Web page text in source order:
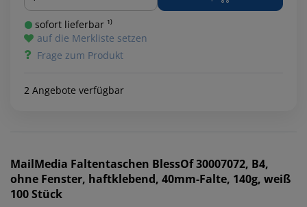
sofort lieferbar ¹⁾
auf die Merkliste setzen
Frage zum Produkt
2 Angebote verfügbar
MailMedia Faltentaschen BlessOf 30007072, B4,
ohne Fenster, haftklebend, 40mm-Falte, 140g, weiß
100 Stück